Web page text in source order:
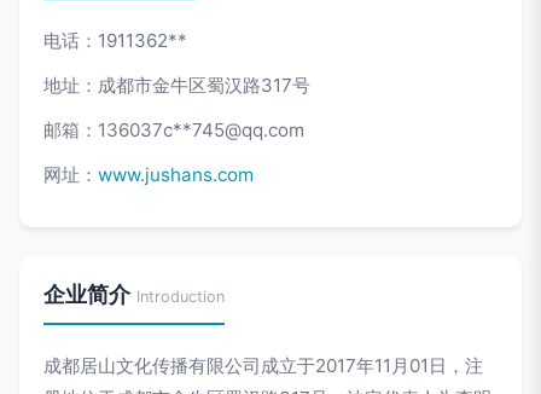
电话：1911362**
地址：成都市金牛区蜀汉路317号
邮箱：136037c**745@qq.com
网址： www.jushans.com
企业简介 Introduction
成都居山文化传播有限公司成立于2017年11月01日，注